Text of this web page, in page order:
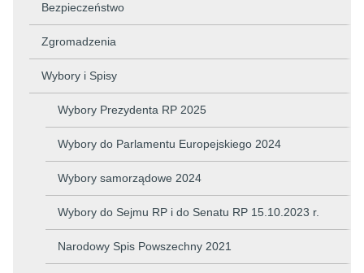
Bezpieczeństwo
Zgromadzenia
Wybory i Spisy
Wybory Prezydenta RP 2025
Wybory do Parlamentu Europejskiego 2024
Wybory samorządowe 2024
Wybory do Sejmu RP i do Senatu RP 15.10.2023 r.
Narodowy Spis Powszechny 2021